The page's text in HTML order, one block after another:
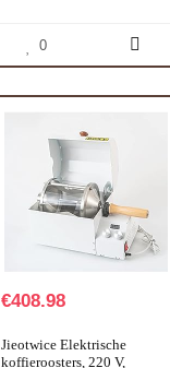
0
€408.98
Jieotwice Elektrische
koffieroosters, 220 V,